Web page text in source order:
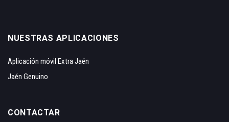
NUESTRAS APLICACIONES
Aplicación móvil Extra Jaén
Jaén Genuino
CONTACTAR